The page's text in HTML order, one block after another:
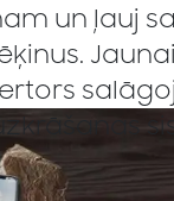
un ļauj